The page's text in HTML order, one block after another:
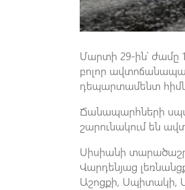
Մարտի 29-ին՝ ժամը
բոլոր
դեպարտամենտ
Ճանապարհների
շարունակում են
Սիսիանի
Վարդենյաց
Աշոցքի, Սպիտակի,